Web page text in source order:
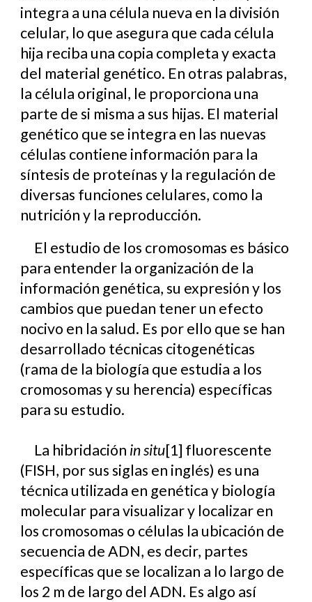
integra a una célula nueva en la división
celular, lo que asegura que cada célula
hija reciba una copia completa y exacta
del material genético. En otras palabras,
la célula original, le proporciona una
parte de si misma a sus hijas. El material
genético que se integra en las nuevas
células contiene información para la
síntesis de proteínas y la regulación de
diversas funciones celulares, como la
nutrición y la reproducción.
El estudio de los cromosomas es básico
para entender la organización de la
información genética, su expresión y los
cambios que puedan tener un efecto
nocivo en la salud. Es por ello que se han
desarrollado técnicas citogenéticas
(rama de la biología que estudia a los
cromosomas y su herencia) específicas
para su estudio.
La hibridación in situ[1] fluorescente
(FISH, por sus siglas en inglés) es una
técnica utilizada en genética y biología
molecular para visualizar y localizar en
los cromosomas o células la ubicación de
secuencia de ADN, es decir, partes
específicas que se localizan a lo largo de
los 2 m de largo del ADN. Es algo así